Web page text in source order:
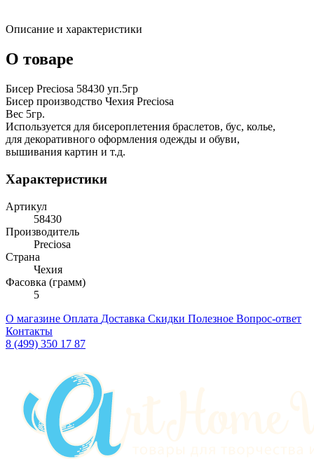
Описание и характеристики
О товаре
Бисер Preciosa 58430 уп.5гр
Бисер производство Чехия Preciosa
Вес 5гр.
Используется для бисероплетения браслетов, бус, колье,
для декоративного оформления одежды и обуви,
вышивания картин и т.д.
Характеристики
Артикул
58430
Производитель
Preciosa
Страна
Чехия
Фасовка (грамм)
5
О магазине Оплата Доставка Скидки Полезное Вопрос-ответ
Контакты
8 (499) 350 17 87